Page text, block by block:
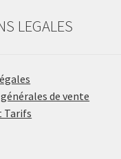
LEGALES
de vente
Tarifs